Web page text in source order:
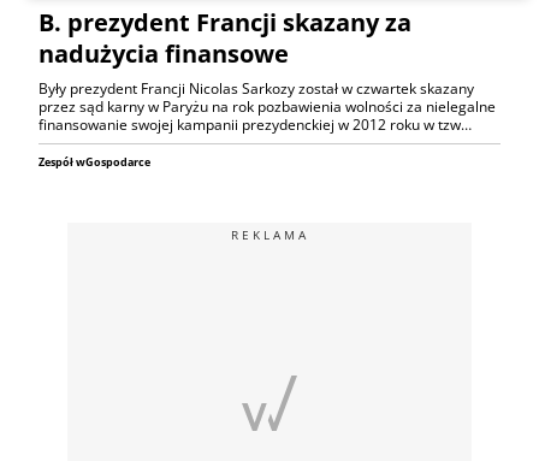
B. prezydent Francji skazany za
nadużycia finansowe
Były prezydent Francji Nicolas Sarkozy został w czwartek skazany
przez sąd karny w Paryżu na rok pozbawienia wolności za nielegalne
finansowanie swojej kampanii prezydenckiej w 2012 roku w tzw…
Zespół wGospodarce
REKLAMA